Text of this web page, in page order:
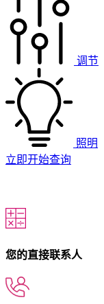
调节
照明
立即开始查询
您的直接联系人